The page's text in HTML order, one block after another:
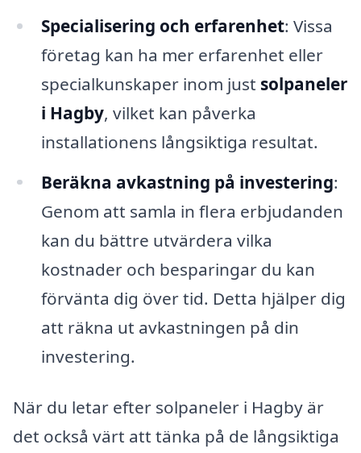
Specialisering och erfarenhet: Vissa
företag kan ha mer erfarenhet eller
specialkunskaper inom just solpaneler
i Hagby, vilket kan påverka
installationens långsiktiga resultat.
Beräkna avkastning på investering:
Genom att samla in flera erbjudanden
kan du bättre utvärdera vilka
kostnader och besparingar du kan
förvänta dig över tid. Detta hjälper dig
att räkna ut avkastningen på din
investering.
När du letar efter solpaneler i Hagby är
det också värt att tänka på de långsiktiga